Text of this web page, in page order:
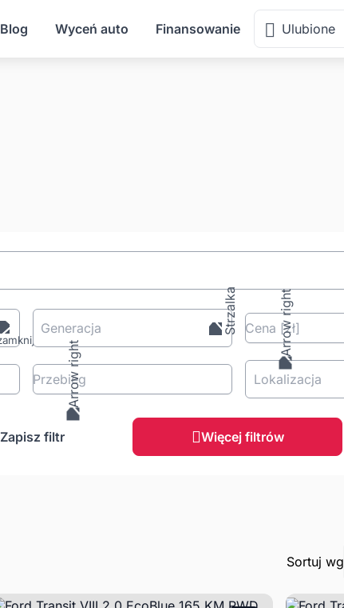
Blog Wyceń auto Finansowanie Ulubione
Generacja Cena [zł]
Przebieg Lokalizacja
Zapisz filtr Więcej filtrów
Sortuj wg